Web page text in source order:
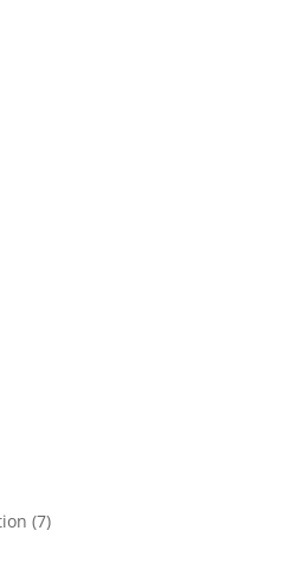
(7)